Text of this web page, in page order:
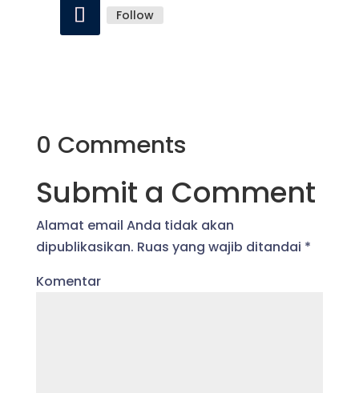
Follow
0 Comments
Submit a Comment
Alamat email Anda tidak akan
dipublikasikan. Ruas yang wajib ditandai *
Komentar